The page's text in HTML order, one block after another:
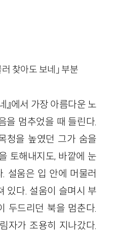
찾아도 보네」 부분
』에서 가장 아름다운 노
을 멈추었을 때 들린다.
청을 높였던 그가 숨을
토해내지도, 바깥에 눈
설움은 입 안에 머물러
있다. 설움이 슬며시 부
두드리던 북을 멈춘다.
자가 조용히 지나갔다.